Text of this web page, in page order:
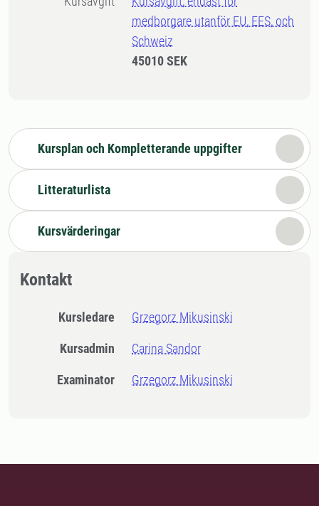
medborgare utanför EU, EES, och
Schweiz
45010 SEK
Kursplan och Kompletterande uppgifter
Litteraturlista
Kursvärderingar
Kontakt
Kursledare Grzegorz Mikusinski
Kursadmin Carina Sandor
Examinator Grzegorz Mikusinski